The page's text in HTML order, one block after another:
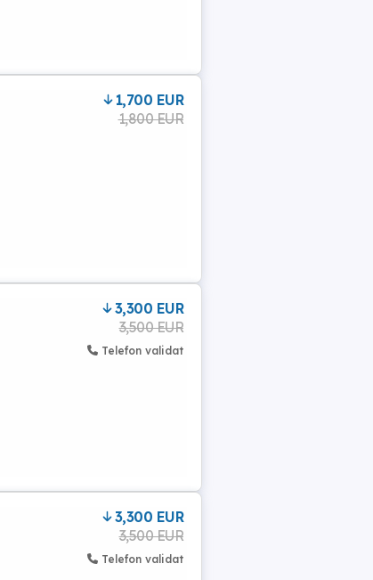
1,700 EUR
1,800 EUR
3,300 EUR
3,500 EUR
Telefon validat
3,300 EUR
3,500 EUR
Telefon validat